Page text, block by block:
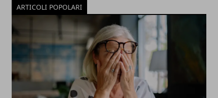
ARTICOLI POPOLARI